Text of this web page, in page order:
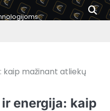
kaip mažinant atliekų
energija: kaip